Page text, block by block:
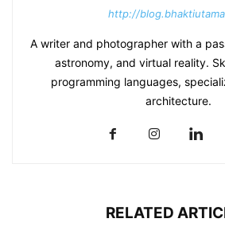
http://
A writer and photographer with a
astronomy, and virtual reality.
programming languages,
architecture.
RELATED